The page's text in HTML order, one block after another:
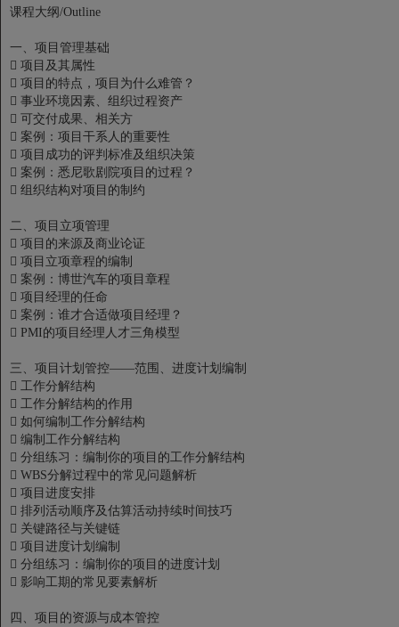
课程大纲/Outline
一、项目管理基础
 项目及其属性
 项目的特点，项目为什么难管？
 事业环境因素、组织过程资产
 可交付成果、相关方
 案例：项目干系人的重要性
 项目成功的评判标准及组织决策
 案例：悉尼歌剧院项目的过程？
 组织结构对项目的制约
二、项目立项管理
 项目的来源及商业论证
 项目立项章程的编制
 案例：博世汽车的项目章程
 项目经理的任命
 案例：谁才合适做项目经理？
 PMI的项目经理人才三角模型
三、项目计划管控——范围、进度计划编制
 工作分解结构
 工作分解结构的作用
 如何编制工作分解结构
 编制工作分解结构
 分组练习：编制你的项目的工作分解结构
 WBS分解过程中的常见问题解析
 项目进度安排
 排列活动顺序及估算活动持续时间技巧
 关键路径与关键链
 项目进度计划编制
 分组练习：编制你的项目的进度计划
 影响工期的常见要素解析
四、项目的资源与成本管控